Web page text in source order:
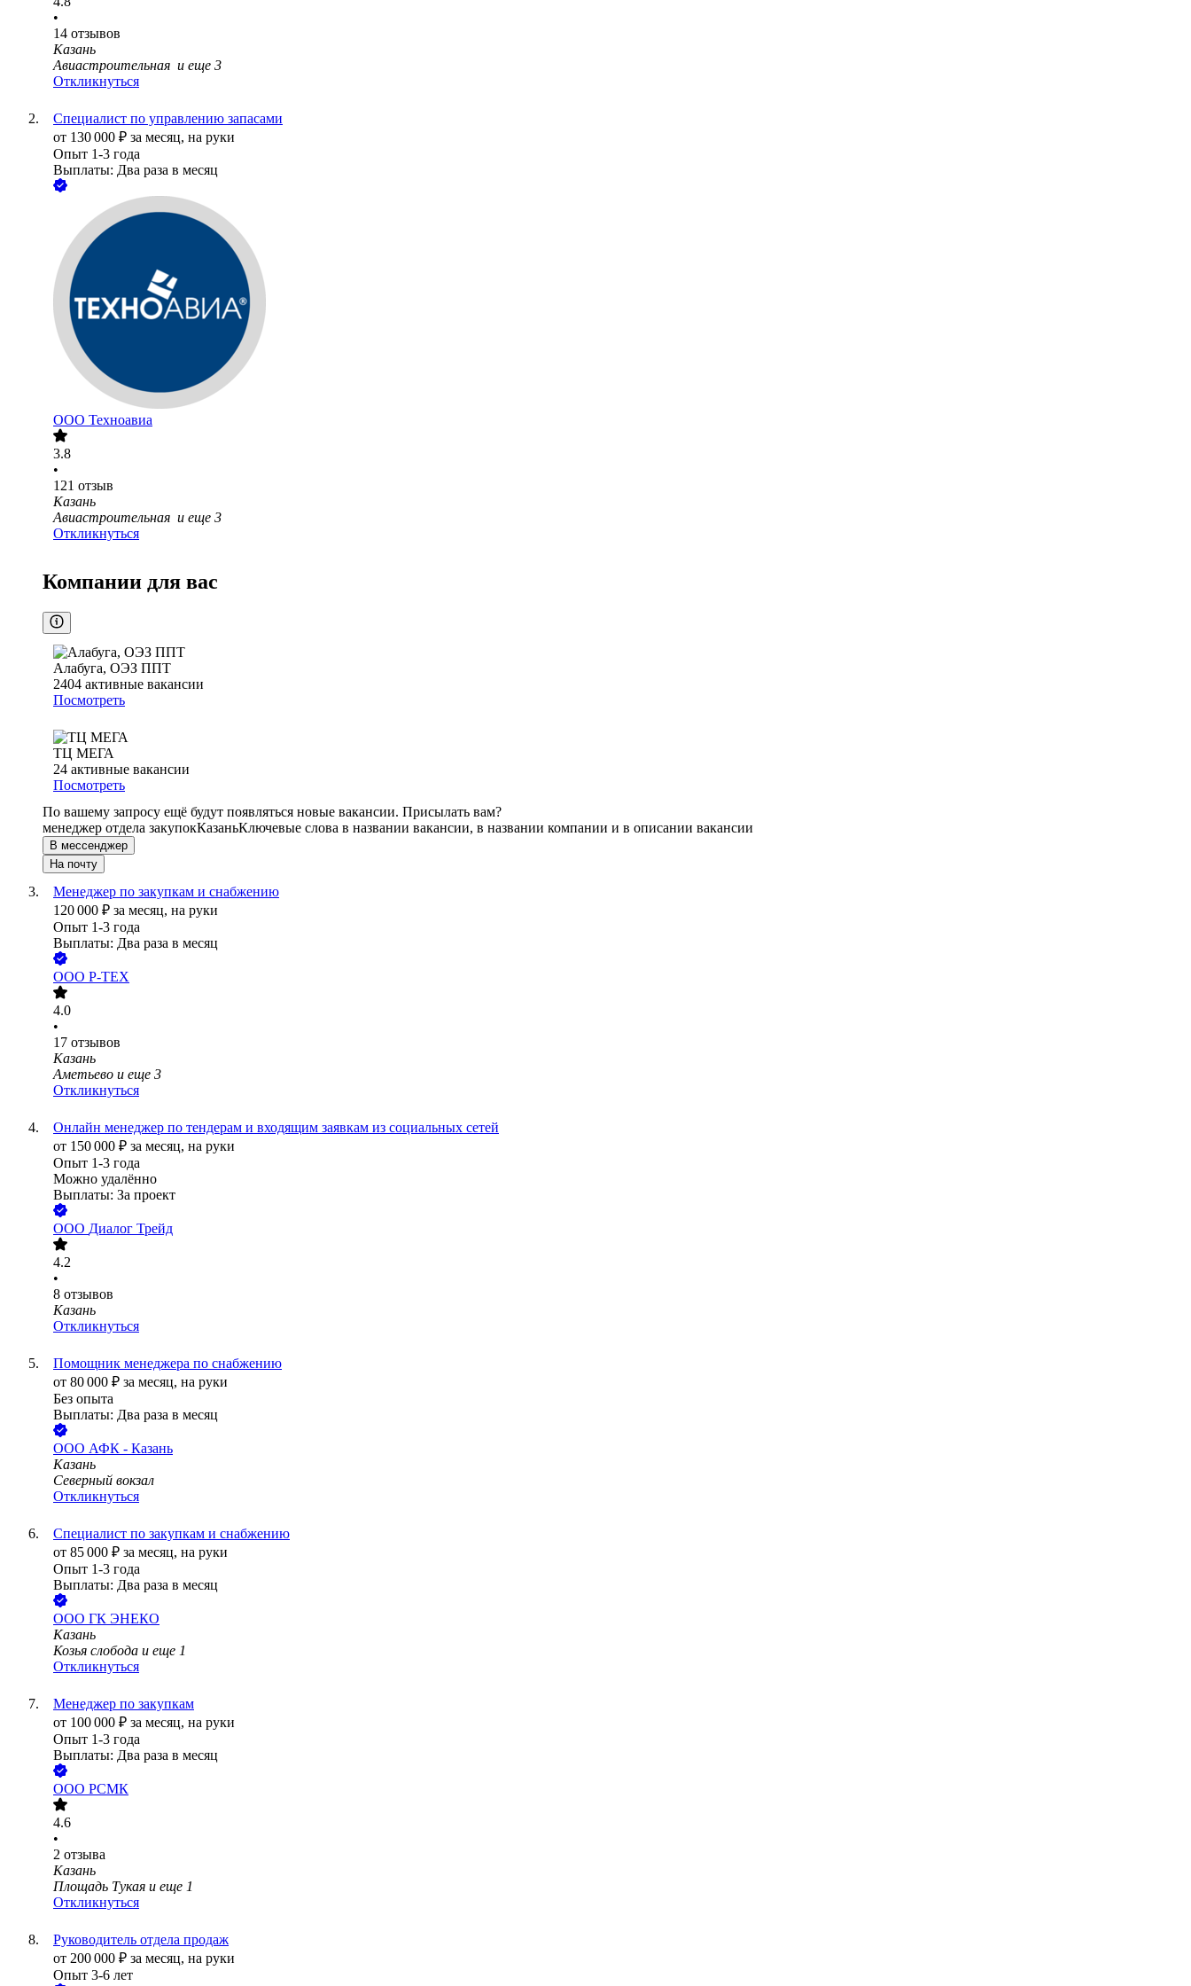
•
14 отзывов
Казань
Авиастроительная и еще 3
Откликнуться
Специалист по управлению запасами
от 130 000 ₽ за месяц, на руки
Опыт 1-3 года
Выплаты: Два раза в месяц
ООО Техноавиа
3.8
•
121 отзыв
Казань
Авиастроительная и еще 3
Откликнуться
Компании для вас
Алабуга, ОЭЗ ППТ
2404 активные вакансии
Посмотреть
ТЦ МЕГА
24 активные вакансии
Посмотреть
По вашему запросу ещё будут появляться новые вакансии. Присылать вам?
менеджер отдела закупокКазаньКлючевые слова в названии вакансии, в названии компании и в описании вакансии
В мессенджер
На почту
Менеджер по закупкам и снабжению
120 000 ₽ за месяц, на руки
Опыт 1-3 года
Выплаты: Два раза в месяц
ООО Р-ТЕХ
4.0
•
17 отзывов
Казань
Аметьево и еще 3
Откликнуться
Онлайн менеджер по тендерам и входящим заявкам из социальных сетей
от 150 000 ₽ за месяц, на руки
Опыт 1-3 года
Можно удалённо
Выплаты: За проект
ООО Диалог Трейд
4.2
•
8 отзывов
Казань
Откликнуться
Помощник менеджера по снабжению
от 80 000 ₽ за месяц, на руки
Без опыта
Выплаты: Два раза в месяц
ООО АФК - Казань
Казань
Северный вокзал
Откликнуться
Специалист по закупкам и снабжению
от 85 000 ₽ за месяц, на руки
Опыт 1-3 года
Выплаты: Два раза в месяц
ООО ГК ЭНЕКО
Казань
Козья слобода и еще 1
Откликнуться
Менеджер по закупкам
от 100 000 ₽ за месяц, на руки
Опыт 1-3 года
Выплаты: Два раза в месяц
ООО РСМК
4.6
•
2 отзыва
Казань
Площадь Тукая и еще 1
Откликнуться
Руководитель отдела продаж
от 200 000 ₽ за месяц, на руки
Опыт 3-6 лет